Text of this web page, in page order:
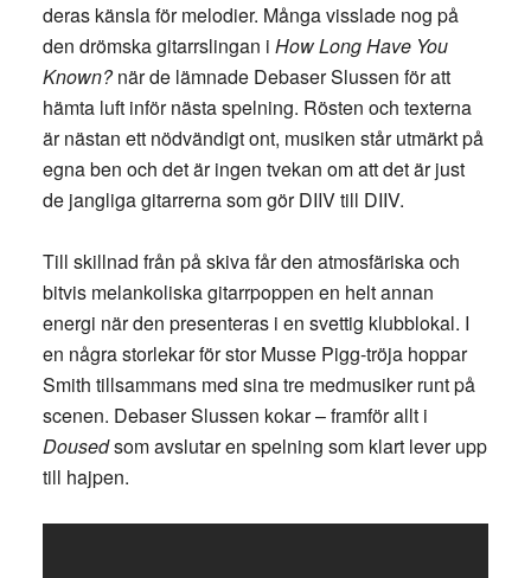
deras känsla för melodier. Många visslade nog på
den drömska gitarrslingan i How Long Have You
Known?när de lämnade Debaser Slussen för att
hämta luft inför nästa spelning. Rösten och texterna
är nästan ett nödvändigt ont, musiken står utmärkt på
egna ben och det är ingen tvekan om att det är just
de jangliga gitarrerna som gör DIIV till DIIV.
Till skillnad från på skiva får den atmosfäriska och
bitvis melankoliska gitarrpoppen en helt annan
energi när den presenteras i en svettig klubblokal. I
en några storlekar för stor Musse Pigg-tröja hoppar
Smith tillsammans med sina tre medmusiker runt på
scenen. Debaser Slussen kokar – framför allt i
Dousedsom avslutar en spelning som klart lever upp
till hajpen.